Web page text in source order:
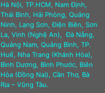
Hà Nội, TP.HCM, Nam Định,
Thái Bình, Hải Phòng, Quảng
Ninh, Lạng Sơn, Điện Biên, Sơn
La, Vinh (Nghệ An), Đà Nẵng,
Quảng Nam, Quảng Bình, TP.
Huế, Nha Trang (Khánh Hòa),
Bình Dương, Bình Phước, Biên
Hòa (Đồng Nai), Cần Thơ, Bà
Rịa – Vũng Tàu.